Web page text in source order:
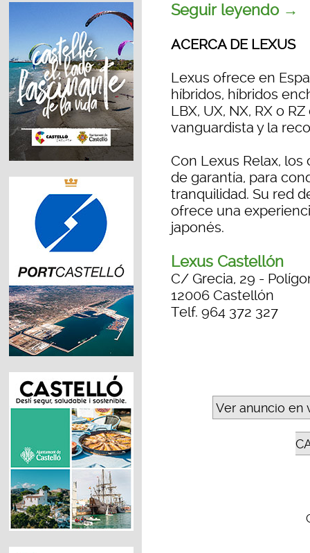
Seguir leyendo →
ACERCA DE LEXUS
Lexus ofrece en
híbridos, híbridos
LBX, UX, NX, RX o
vanguardista y la
Con Lexus Relax,
de garantía, para
tranquilidad. Su red
ofrece una
japonés.
Lexus Castellón
C/ Grecia, 29 -
12006 Castellón
Telf. 964 372 327
Ver anuncio en